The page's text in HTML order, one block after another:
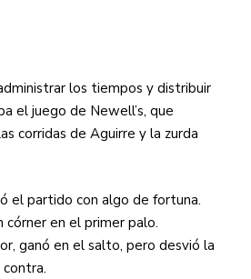
los tiempos y distribuir
el juego de Newell’s, que
corridas de Aguirre y la zurda
el partido con algo de fortuna.
córner en el primer palo.
ganó en el salto, pero desvió la